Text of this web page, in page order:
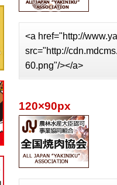
<a href="http://
src="http://
60.png"/></a>
120×90px